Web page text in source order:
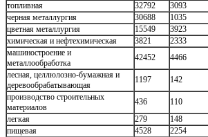
топливная
32792 3093
черная металлургия
30688 1035
цветная металлургия
15549 3923
химическая и нефтехимическая
3821 2333
машиностроение и
металлообработка
42452 4466
лесная, целлюлозно-бумажная и
деревообрабатывающая
1197 142
производство строительных
материалов
436 110
легкая
279 148
пищевая
4528 2254